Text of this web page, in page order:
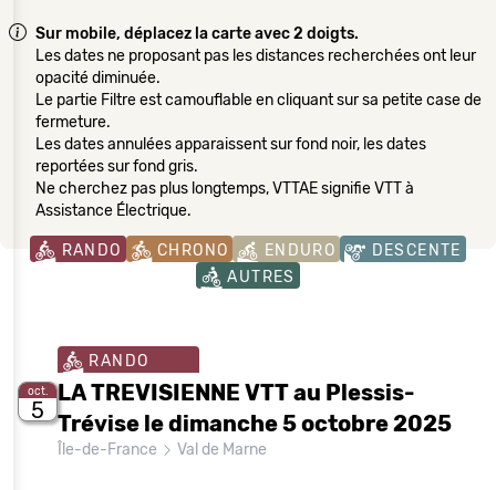
Sur mobile, déplacez la carte avec 2 doigts.
Les dates ne proposant pas les distances recherchées ont leur
opacité diminuée.
Le partie Filtre est camouflable en cliquant sur sa petite case de
fermeture.
Les dates annulées apparaissent sur fond noir, les dates
reportées sur fond gris.
Ne cherchez pas plus longtemps, VTTAE signifie VTT à
Assistance Électrique.
RANDO CHRONO ENDURO
DESCENTE
AUTRES
oct.
5
RANDO
LA TREVISIENNE VTT au Plessis-
Trévise le dimanche 5 octobre 2025
Île-de-France Val de Marne